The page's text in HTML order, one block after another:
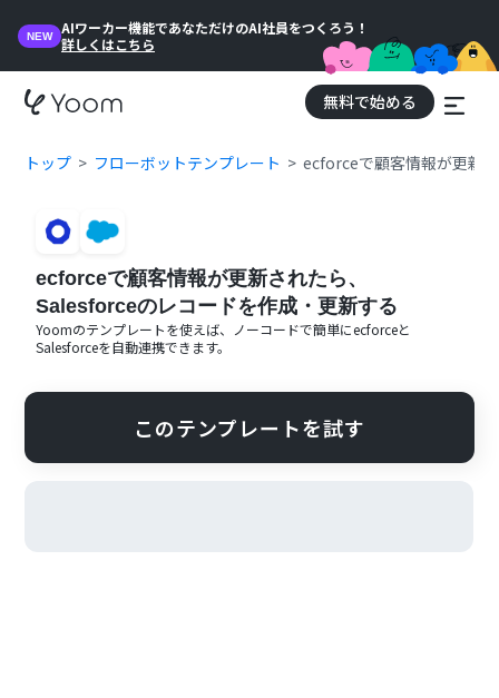
NEW
AIワーカー機能であなただけのAI社員をつくろう！
詳しくはこちら
無料で始める
トップ フローボットテンプレート ecforceで顧客情報が更新
ecforceで顧客情報が更新されたら、
Salesforceのレコードを作成・更新する
Yoomのテンプレートを使えば、ノーコードで簡単にecforceと
Salesforceを自動連携できます。
このテンプレートを試す